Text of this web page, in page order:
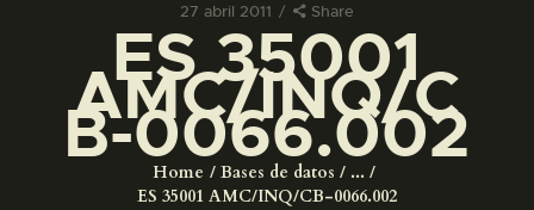
27 abril 2011 Share
ES 35001
AMC/INQ/C
B-0066.002
Home Bases de datos
...
ES 35001 AMC/INQ/CB-0066.002
PREPARAR LA VISITA
ACTIVIDADES